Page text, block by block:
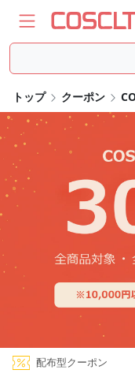
トップ クーポン
配布型クーポン